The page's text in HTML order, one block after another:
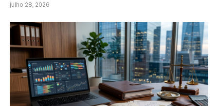
julho 28, 2026